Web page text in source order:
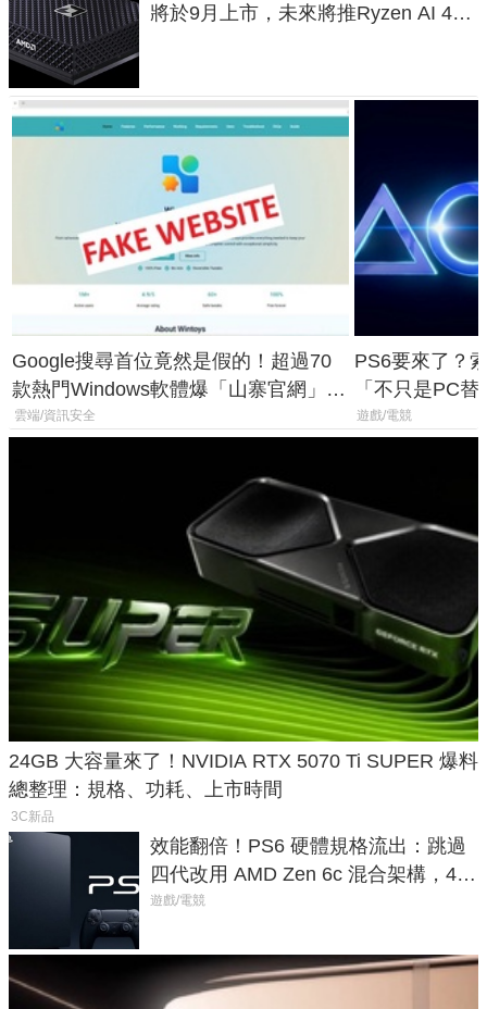
將於9月上市，未來將推Ryzen AI 400
Google搜尋首位竟然是假的！超過70
款熱門Windows軟體爆「山寨官網」危
機
雲端/資訊安全
PS6要來了？
「不只是PC
廳、進軍電競
遊戲/電競
24GB 大容量來了！NVIDIA RTX 5070 Ti SUPER 爆料
總整理：規格、功耗、上市時間
3C新品
效能翻倍！PS6 硬體規格流出：跳過
四代改用 AMD Zen 6c 混合架構，4K
120fps 與全光追時代來臨
遊戲/電競